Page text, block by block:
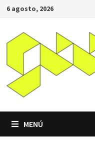
Saltar
contenido
6 agosto, 2026
MENÚ